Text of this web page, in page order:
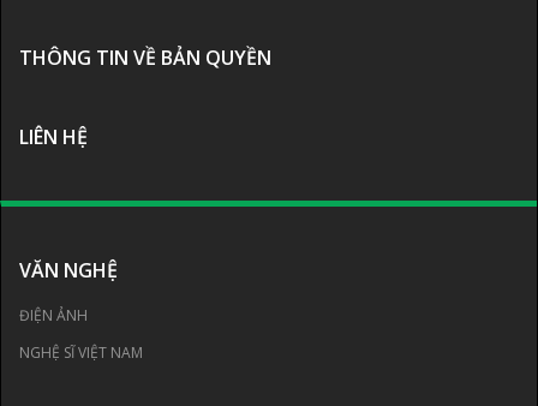
THÔNG TIN VỀ BẢN QUYỀN
LIÊN HỆ
VĂN NGHỆ
ĐIỆN ẢNH
NGHỆ SĨ VIỆT NAM